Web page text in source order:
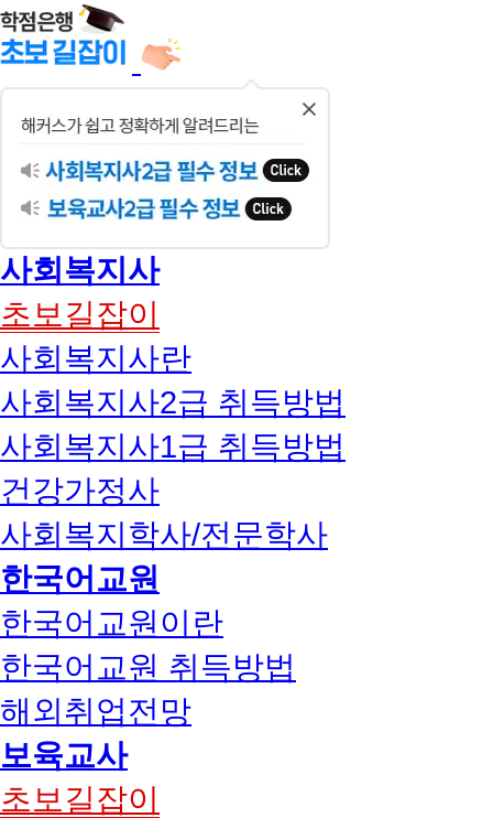
사회복지사
초보길잡이
사회복지사란
사회복지사2급 취득방법
사회복지사1급 취득방법
건강가정사
사회복지학사/전문학사
한국어교원
한국어교원이란
한국어교원 취득방법
해외취업전망
보육교사
초보길잡이